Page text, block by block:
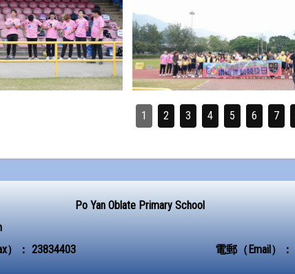
1 2 3 4 5 6 7
Po Yan Oblate Primary School
）： 23834403 電郵（Email）：